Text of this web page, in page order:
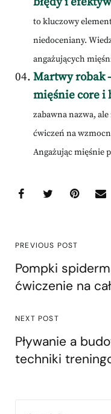
to kluczowy
niedoceniany.
angażujących
Martwy robak
mięśnie core i
zabawna nazwa,
ćwiczeń na
Angażując mięśnie
PREVIOUS POST
Pompki
ćwiczenie na
NEXT POST
Pływanie a
techniki